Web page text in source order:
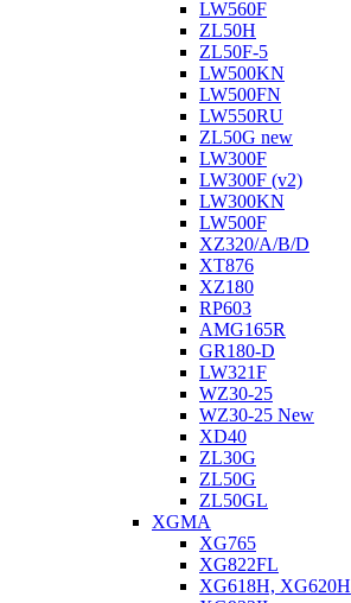
LW560F
ZL50H
ZL50F-5
LW500KN
LW500FN
LW550RU
ZL50G new
LW300F
LW300F (v2)
LW300KN
LW500F
XZ320/A/B/D
XT876
XZ180
RP603
АMG165R
GR180-D
LW321F
WZ30-25
WZ30-25 New
XD40
ZL30G
ZL50G
ZL50GL
XGMA
XG765
XG822FL
XG618H, XG620H